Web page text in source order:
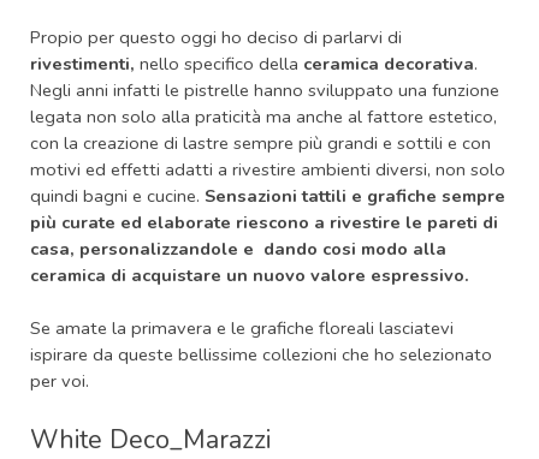
Propio per questo oggi ho deciso di parlarvi di
rivestimenti, nello specifico della ceramica decorativa.
Negli anni infatti le pistrelle hanno sviluppato una funzione
legata non solo alla praticità ma anche al fattore estetico,
con la creazione di lastre sempre più grandi e sottili e con
motivi ed effetti adatti a rivestire ambienti diversi, non solo
quindi bagni e cucine. Sensazioni tattili e grafiche sempre
più curate ed elaborate riescono a rivestire le pareti di
casa, personalizzandole e dando cosi modo alla
ceramica di acquistare un nuovo valore espressivo.
Se amate la primavera e le grafiche floreali lasciatevi
ispirare da queste bellissime collezioni che ho selezionato
per voi.
White Deco_Marazzi